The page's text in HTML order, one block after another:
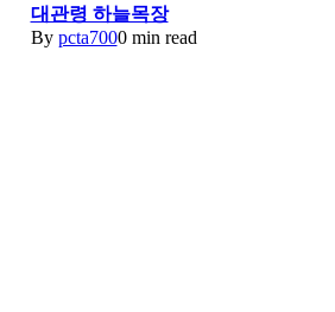
대관령 하늘목장
By pcta7000 min read